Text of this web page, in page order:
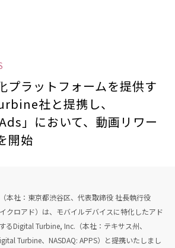
プラットフォームを提供す
社と提携し、
Ads」において、動画リワー
開始
本社：東京都渋谷区、代表取締役 社長執行役
クロアド）は、モバイルデバイスに特化したアド
るDigital Turbine, Inc.（本社：テキサス州、
Turbine、NASDAQ: APPS）と提携いたしまし